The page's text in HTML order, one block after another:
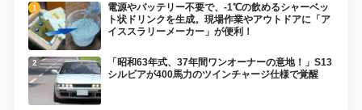
電源やバッテリー不要で、-1℃の飲めるシャーベッ
ト状ドリンクを生成。現場作業やアウトドアに「ア
イススラリーメーカー」が便利！
「昭和63年式、37年間ワンオーナーの意地！」S13
シルビアが400馬力のツインチャージ仕様で覚醒